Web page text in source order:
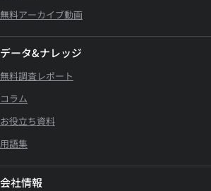
無料アーカイブ動画
データ&ナレッジ
無料調査レポート
コラム
お役立ち資料
用語集
会社情報